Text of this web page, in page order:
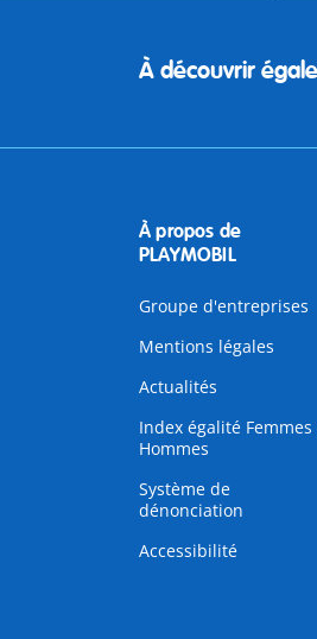
À découvrir
À propos de
PLAYMOBIL
Groupe d'entreprises
Mentions légales
Actualités
Index égalité Femmes
Hommes
Système de
dénonciation
Accessibilité